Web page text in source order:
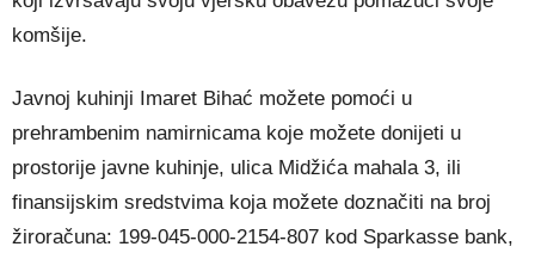
komšije.
Javnoj kuhinji Imaret Bihać možete pomoći u
prehrambenim namirnicama koje možete donijeti u
prostorije javne kuhinje, ulica Midžića mahala 3, ili
finansijskim sredstvima koja možete doznačiti na broj
žiroračuna: 199-045-000-2154-807 kod Sparkasse bank,